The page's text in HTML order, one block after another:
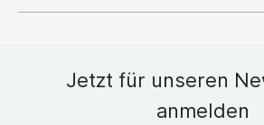
Jetzt für unseren
anmelden